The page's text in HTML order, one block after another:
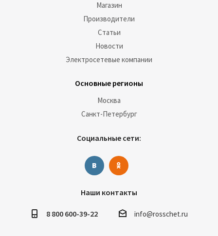
Магазин
Производители
Статьи
Новости
Электросетевые компании
Основные регионы
Москва
Санкт-Петербург
Социальные сети:
Наши контакты
8 800 600-39-22 info@rosschet.ru